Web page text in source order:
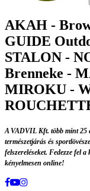
AKAH -
GUIDE
STALON -
Brenneke -
MIROKU -
A VADVIL Kft. több mint 25
természetjárás és
felszereléseket. Fedezze fel
kényelmesen online!